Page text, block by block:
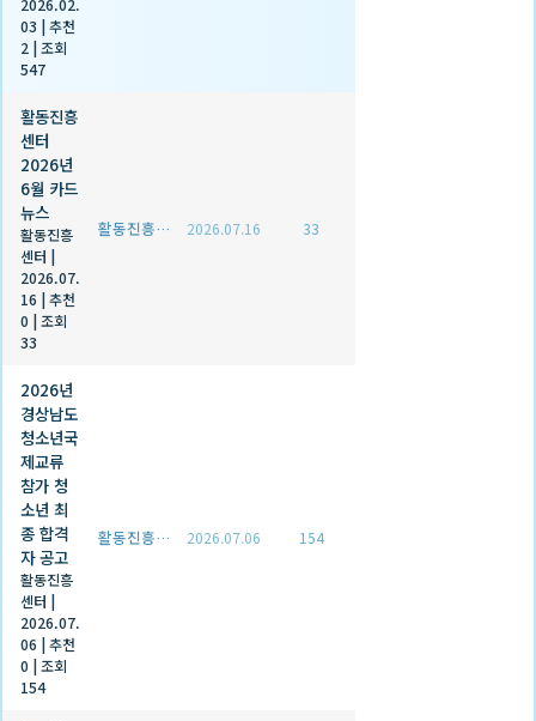
2026.02.
03 |추천
2 |조회
547
활동진흥
센터
2026년
6월 카드
뉴스
활동진흥
센터 |
2026.07.
16 |추천
0 |조회
33
활동진흥센터 2026.07.16 33
2026년
경상남도
청소년국
제교류
참가 청
소년 최
종 합격
자 공고
활동진흥
센터 |
2026.07.
06 |추천
0 |조회
154
활동진흥센터 2026.07.06 154